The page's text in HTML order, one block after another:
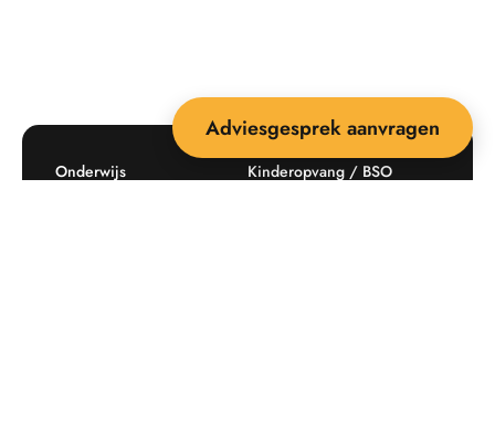
Onderwijs Kinderopvang / BSO
Adviesgesprek aanvragen